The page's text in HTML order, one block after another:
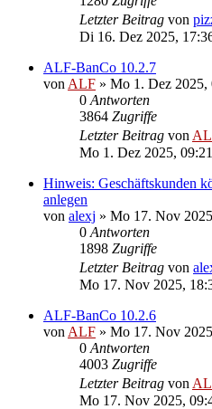
Letzter Beitrag von
Di 16. Dez 2025,
ALF-BanCo 10.2.7
von ALF » Mo 1. Dez 2025,
0 Antworten
3864 Zugriffe
Letzter Beitrag von
Mo 1. Dez 2025, 09:21
Hinweis: Geschäftskunden
anlegen
von alexj » Mo 17. Nov
0 Antworten
1898 Zugriffe
Letzter Beitrag von
Mo 17. Nov 2025,
ALF-BanCo 10.2.6
von ALF » Mo 17. Nov
0 Antworten
4003 Zugriffe
Letzter Beitrag von
Mo 17. Nov 2025,